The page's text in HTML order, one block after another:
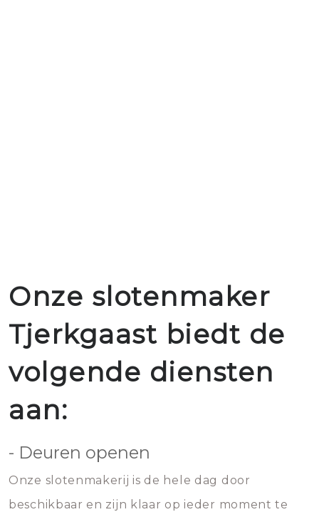
Onze slotenmaker
Tjerkgaast biedt de
volgende diensten
aan:
- Deuren openen
Onze slotenmakerij is de hele dag door
beschikbaar en zijn klaar op ieder moment te